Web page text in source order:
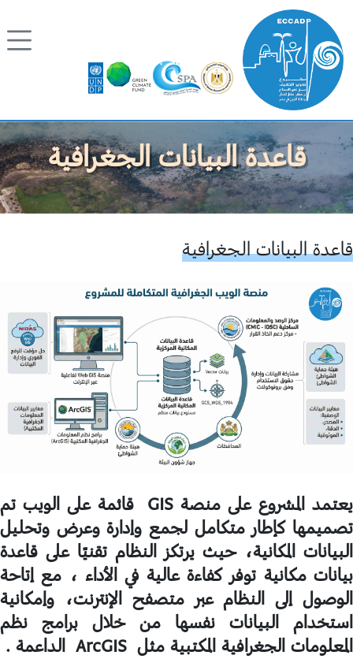
قاعدة البيانات الجغرافية
قاعدة البيانات الجغرافية
يعتمد المشروع على منصة GIS قائمة على الويب تم
تصميمها كإطار متكامل لجمع وإدارة وعرض وتحليل
البيانات المكانية، حيث يرتكز النظام تقنيًا على قاعدة
بيانات مكانية توفر كفاءة عالية في الأداء ، مع إتاحة
الوصول إلى النظام عبر متصفح الإنترنت، وإمكانية
استخدام البيانات نفسها من خلال برامج نظم
المعلومات الجغرافية المكتبية مثل ArcGIS الداعمة .